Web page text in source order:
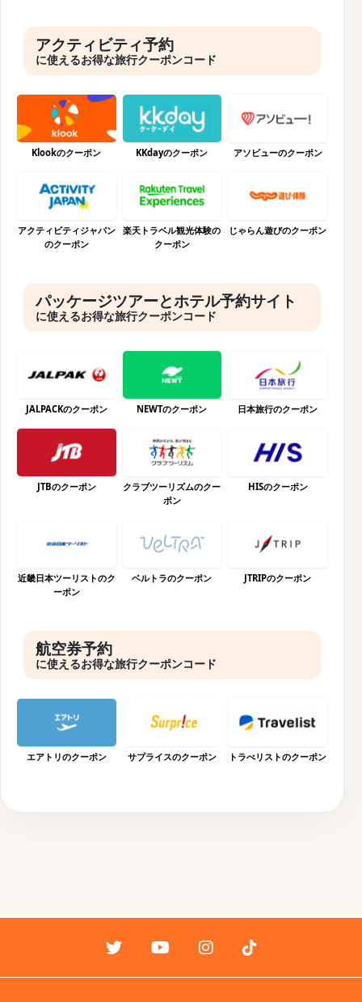
アクティビティ予約
に使えるお得な旅行クーポンコード
Klookのクーポン KKdayのクーポン アソビューのクーポン
アクティビティジャパン
のクーポン
楽天トラベル観光体験の
クーポン
じゃらん遊びのクーポン
パッケージツアーとホテル予約サイト
に使えるお得な旅行クーポンコード
JALPACKのクーポン NEWTのクーポン 日本旅行のクーポン
JTBのクーポン
クラブツーリズムのクー
ポン
HISのクーポン
近畿日本ツーリストのク
ーポン
ベルトラのクーポン JTRIPのクーポン
航空券予約
に使えるお得な旅行クーポンコード
エアトリのクーポン サプライスのクーポン トラべリストのクーポン